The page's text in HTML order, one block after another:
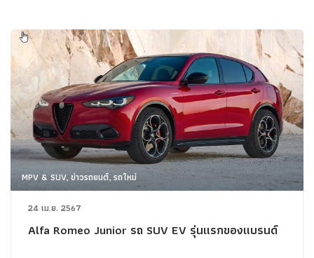
MPV & SUV, ข่าวรถยนต์, รถใหม่
24 เม.ย. 2567
Alfa Romeo Junior รถ SUV EV รุ่นแรกของแบรนด์